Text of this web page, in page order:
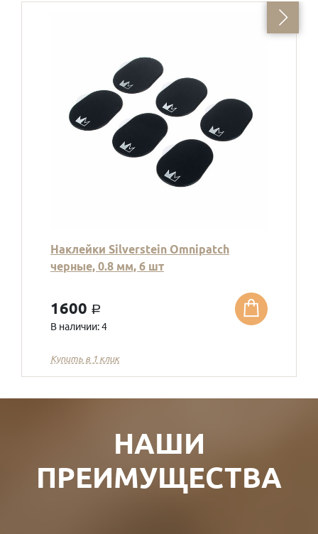
Наклейки Silverstein Omnipatch
черные, 0.8 мм, 6 шт
1600 a
В наличии: 4
Купить в 1 клик
НАШИ
ПРЕИМУЩЕСТВА